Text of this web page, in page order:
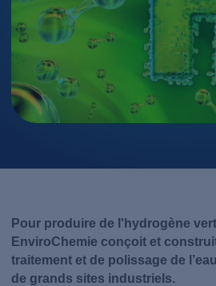
Pour produire de l'hydrogène
EnviroChemie conçoit et
traitement et de polissage de
de grands sites industriels.